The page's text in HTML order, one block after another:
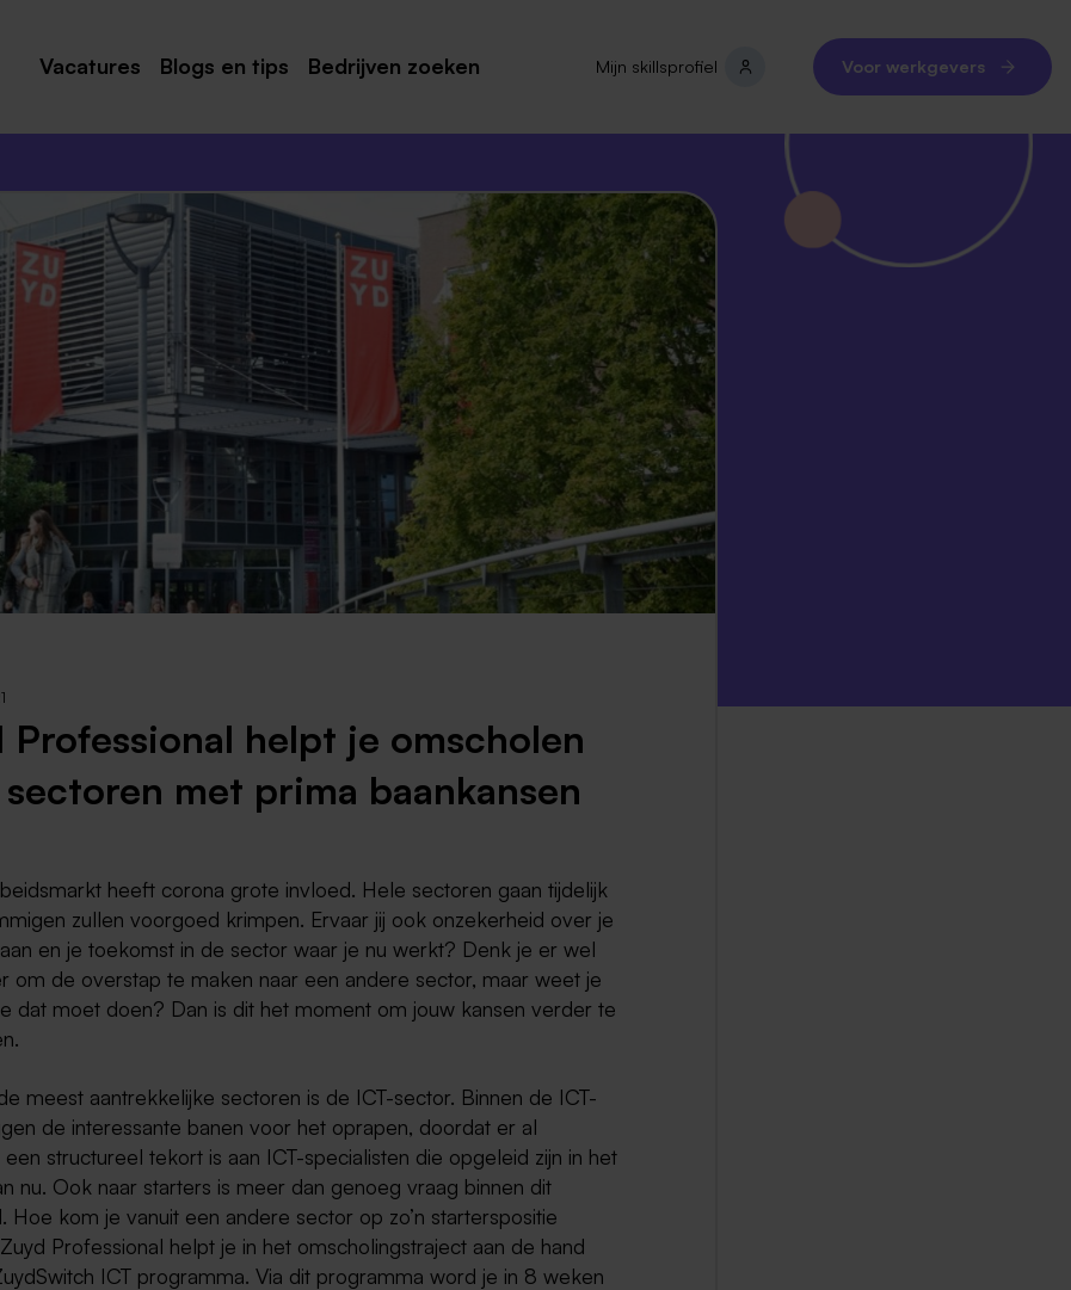
Vacatures
Maastricht
Roermond
Venlo
Sittard
Venray
Noord-Limburg
Midden-Limburg
Zuid-Limburg
Heerlen
Weert
Kerkrade
Blogs en tips Bedrijven zoeken Mijn skillsprofiel Voor werkgevers
Professional helpt je omscholen
sectoren met prima baankansen
heeft corona grote invloed. Hele sectoren gaan tijdelijk
zullen voorgoed krimpen. Ervaar jij ook onzekerheid over je
en je toekomst in de sector waar je nu werkt? Denk je er wel
om de overstap te maken naar een andere sector, maar weet je
dat moet doen? Dan is dit het moment om jouw kansen verder te
meest aantrekkelijke sectoren is de ICT-sector. Binnen de ICT-
de interessante banen voor het oprapen, doordat er al
een structureel tekort is aan ICT-specialisten die opgeleid zijn in het
nu. Ook naar starters is meer dan genoeg vraag binnen dit
Hoe kom je vanuit een andere sector op zo’n starterspositie
Professional helpt je in het omscholingstraject aan de hand
ICT programma. Via dit programma word je in 8 weken